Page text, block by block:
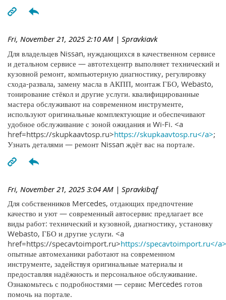
Fri, November 21, 2025 2:10 AM | Spravkiavk
Для владельцев Nissan, нуждающихся в качественном сервисе
и детальном сервисе — автотехцентр выполняет технический и
кузовной ремонт, компьютерную диагностику, регулировку
схода-развала, замену масла в АКПП, монтаж ГБО, Webasto,
тонирование стёкол и другие услуги. квалифицированные
мастера обслуживают на современном инструменте,
используют оригинальные комплектующие и обеспечивают
удобное обслуживание с зоной ожидания и Wi-Fi. <a
href=https://skupkaavtosp.ru>https://skupkaavtosp.ru</a>;
Узнать деталями — ремонт Nissan ждёт вас на портале.
Fri, November 21, 2025 3:04 AM | Spravkibqf
Для собственников Mercedes, отдающих предпочтение
качество и уют — современный автосервис предлагает все
виды работ: технический и кузовной, диагностику, установку
Webasto, ГБО и другие услуги. <a
href=https://specavtoimport.ru>https://specavtoimport.ru</a>
опытные автомеханики работают на современном
инструменте, задействуя оригинальные материалы и
предоставляя надёжность и персональное обслуживание.
Ознакомьтесь с подробностями — сервис Mercedes готов
помочь на портале.